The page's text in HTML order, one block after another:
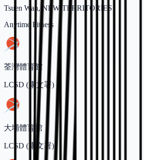
Tsuen Wan, NEW TERRITORIES
Anytime Fitness
荃灣體育館
LCSD (康文署)
大埔體育館
LCSD (康文署)